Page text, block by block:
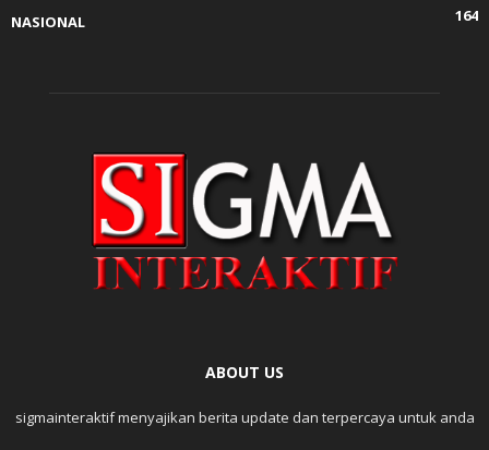
NASIONAL
164
ABOUT US
sigmainteraktif menyajikan berita update dan terpercaya untuk anda